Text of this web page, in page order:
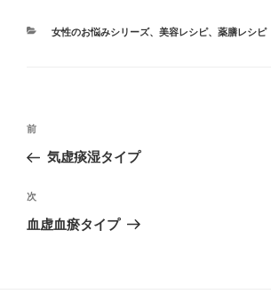
カ
女性のお悩みシリーズ、 美容レシピ、 薬膳レシピ
投
ナ
ビ
ゲ
前
の
稿
前
気虚痰湿タイプ
次
の
次
血虚血瘀タイプ